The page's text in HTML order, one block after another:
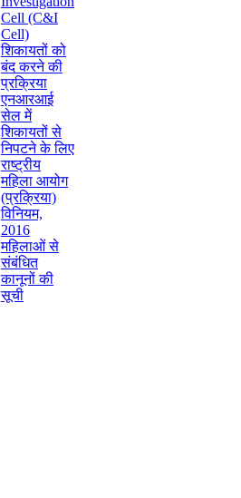
Cell (C&I
Cell)
शिकायतों को
बंद करने की
प्रक्रिया
एनआरआई
सेल में
शिकायतों से
निपटने के लिए
राष्ट्रीय
महिला आयोग
(प्रक्रिया)
विनियम,
2016
महिलाओं से
संबंधित
कानूनों की
सूची